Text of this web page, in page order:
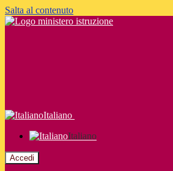
Salta al contenuto
Italiano
Italiano
Accedi